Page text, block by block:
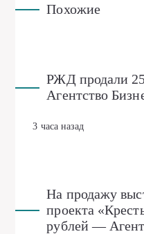
Похожие
РЖД продали
Агентство
3 часа назад
На продажу
проекта
рублей —